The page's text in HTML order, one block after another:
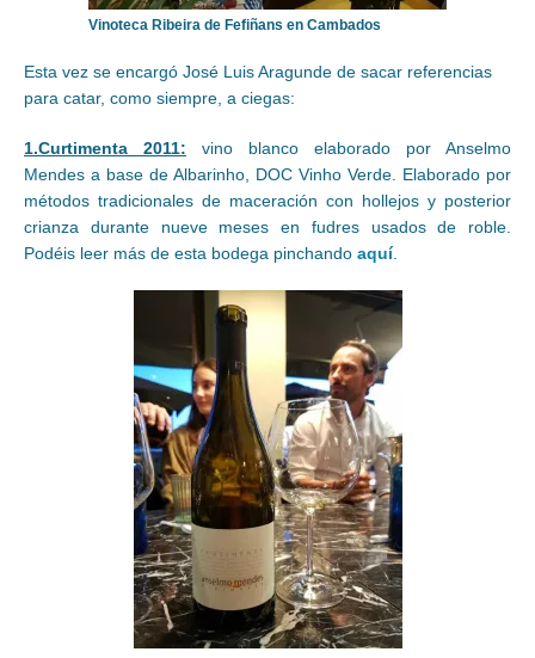
Vinoteca Ribeira de Fefiñans en Cambados
Esta vez se encargó José Luis Aragunde de sacar referencias
para catar, como siempre, a ciegas:
1.Curtimenta 2011: vino blanco elaborado por Anselmo
Mendes a base de Albarinho, DOC Vinho Verde. Elaborado por
métodos tradicionales de maceración con hollejos y posterior
crianza durante nueve meses en fudres usados de roble.
Podéis leer más de esta bodega pinchando aquí.